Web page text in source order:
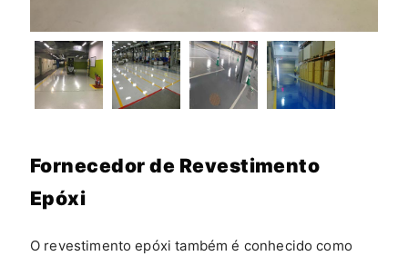
Fornecedor de Revestimento
Epóxi
O revestimento epóxi também é conhecido como